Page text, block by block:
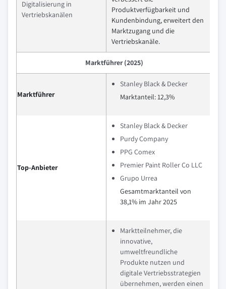
Digitalisierung in
Vertriebskanälen
Produktverfügbarkeit und
Kundenbindung, erweitert den
Marktzugang und die
Vertriebskanäle.
Marktführer (2025)
Marktführer
Stanley Black & Decker
Marktanteil: 12,3%
Top-Anbieter
Stanley Black & Decker
Purdy Company
PPG Comex
Premier Paint Roller Co LLC
Grupo Urrea
Gesamtmarktanteil von
38,1% im Jahr 2025
Marktteilnehmer, die
innovative,
umweltfreundliche
Produkte nutzen und
digitale Vertriebsstrategien
übernehmen, werden einen